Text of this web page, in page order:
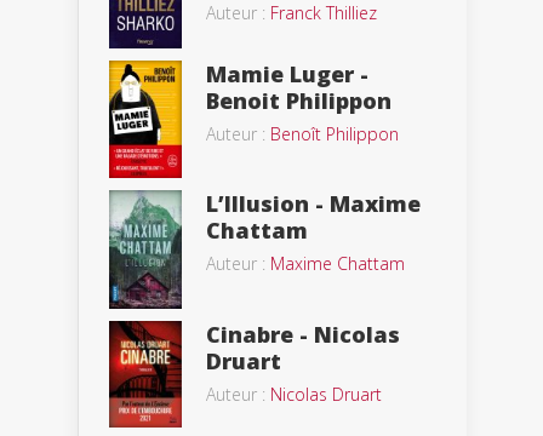
Auteur : Franck Thilliez
Mamie Luger -
Benoit Philippon
Auteur : Benoît Philippon
L’Illusion - Maxime
Chattam
Auteur : Maxime Chattam
Cinabre - Nicolas
Druart
Auteur : Nicolas Druart